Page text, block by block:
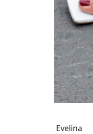
Evelina